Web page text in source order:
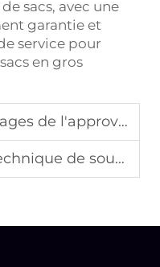
sacs, avec une
garantie et
service pour
en gros
pour motocyclette auprès d'un fabricant intégré
fréquence pour des sacs 100 % étanches